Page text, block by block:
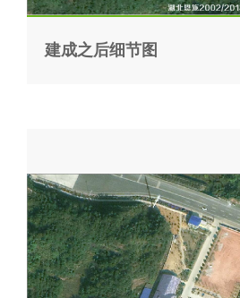
建成之后细节图